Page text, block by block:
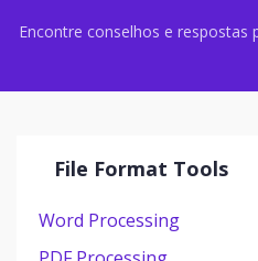
Encontre conselhos e respostas
File Format Tools
Word Processing